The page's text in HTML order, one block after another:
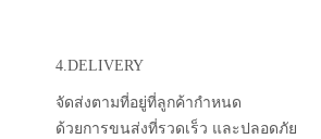
4.DELIVERY
จัดส่งตามที่อยู่ที่ลูกค้ากำหนด
ด้วยการขนส่งที่รวดเร็ว และปลอดภัย